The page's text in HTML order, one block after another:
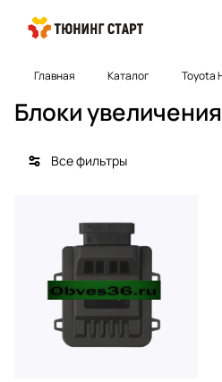
Главная Каталог Toyota
Блоки
Все фильтры